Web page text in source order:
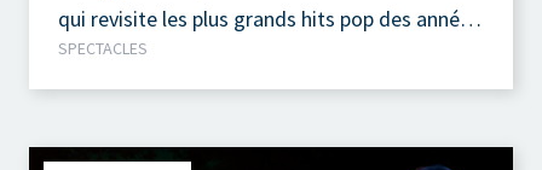
qui revisite les plus grands hits pop des années
90 et 2000 à travers des medleys festifs.
SPECTACLES